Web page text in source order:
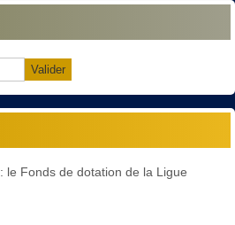
Valider
le Fonds de dotation de la Ligue